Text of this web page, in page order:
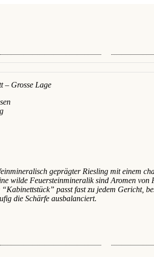
– Grosse Lage
geprägter Riesling mit einem
wilde Feuersteinmineralik sind Aromen
passt fast zu jedem Gericht,
die Schärfe ausbalanciert.